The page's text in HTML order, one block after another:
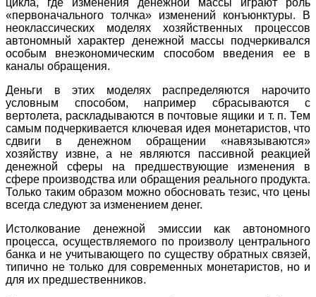
цикла, где изменения денежной массы играют роль
«первоначального толчка» изменений конъюнктуры. В
неоклассических моделях хозяйственных процессов
автономный характер денежной массы подчеркивался
особым внеэкономическим способом введения ее в
каналы обращения.
Деньги в этих моделях распределяются нарочито
условным способом, например сбрасываются с
вертолета, раскладываются в почтовые ящики и т. п. Тем
самым подчеркивается ключевая идея монетаристов, что
сдвиги в денежном обращении «навязываются»
хозяйству извне, а не являются пассивной реакцией
денежной сферы на предшествующие изменения в
сфере производства или обращения реального продукта.
Только таким образом можно обосновать тезис, что цены
всегда следуют за изменением денег.
Истолкование денежной эмиссии как автономного
процесса, осуществляемого по произволу центрального
банка и не учитывающего по существу обратных связей,
типично не только для современных монетаристов, но и
для их предшественников.